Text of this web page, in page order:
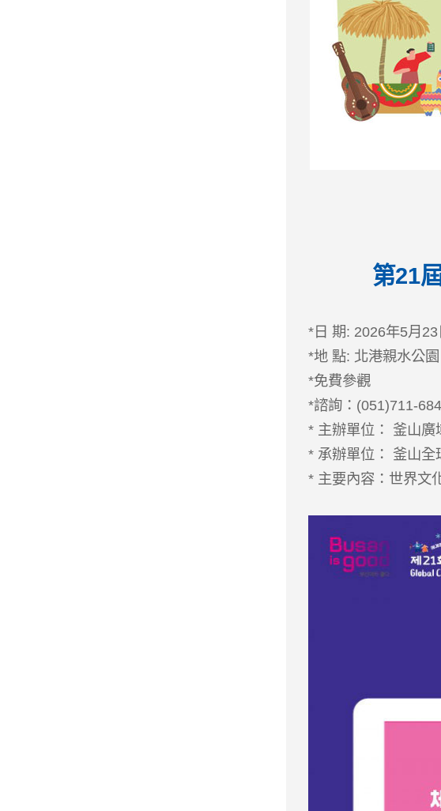
第21
*日 期: 2026年5月
*地 點: 北港親水公
*免費參觀
*諮詢：(051)711-
* 主辦單位： 釜山廣
* 承辦單位： 釜山全
* 主要內容：世界文